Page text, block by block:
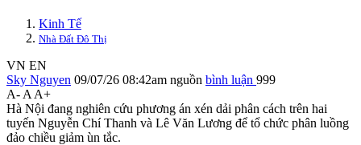
Kinh Tế
Nhà Đất Đô Thị
VN EN
Sky Nguyen 09/07/26 08:42am nguồn bình luận 999
A- A A+
Hà Nội đang nghiên cứu phương án xén dải phân cách trên hai
tuyến Nguyễn Chí Thanh và Lê Văn Lương để tổ chức phân luồng
đảo chiều giảm ùn tắc.